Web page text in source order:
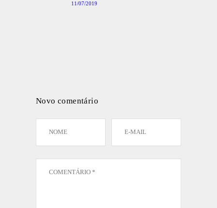
11/07/2019
Novo comentário